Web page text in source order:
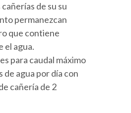
de su su
permanezcan
que contiene
el agua.
para caudal máximo
de agua por día con
cañería de 2